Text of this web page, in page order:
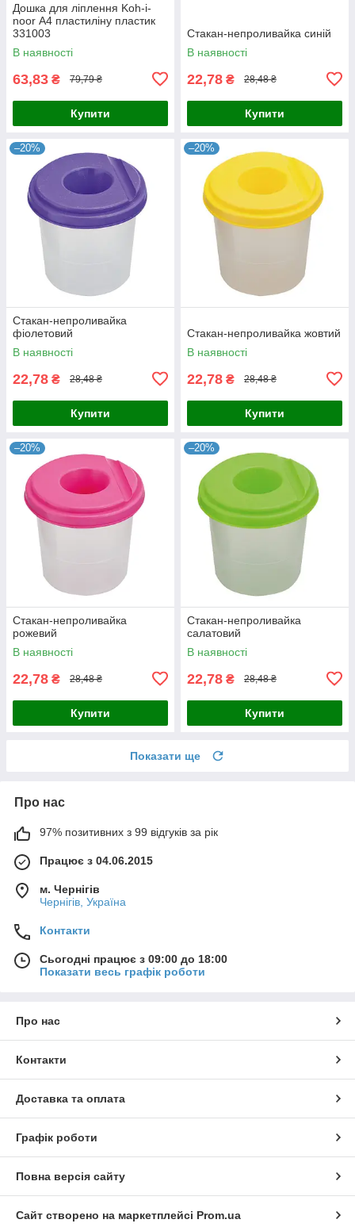
Дошка для ліплення Koh-i-
noor А4 пластиліну пластик
331003
В наявності
63,83 ₴ 79,79 ₴
Купити
Стакан-непроливайка синій
В наявності
22,78 ₴ 28,48 ₴
Купити
–20%
Стакан-непроливайка
фіолетовий
В наявності
22,78 ₴ 28,48 ₴
Купити
–20%
Стакан-непроливайка жовтий
В наявності
22,78 ₴ 28,48 ₴
Купити
–20%
Стакан-непроливайка
рожевий
В наявності
22,78 ₴ 28,48 ₴
Купити
–20%
Стакан-непроливайка
салатовий
В наявності
22,78 ₴ 28,48 ₴
Купити
Показати ще
Про нас
97% позитивних з 99 відгуків за рік
Працює з 04.06.2015
м. Чернігів
Чернігів, Україна
Контакти
Сьогодні працює з 09:00 до 18:00
Показати весь графік роботи
Про нас
Контакти
Доставка та оплата
Графік роботи
Повна версія сайту
Сайт створено на маркетплейсі Prom.ua